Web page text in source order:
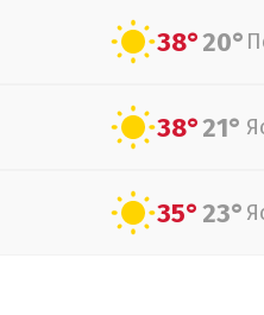
38°20°
38°21°
35°23°